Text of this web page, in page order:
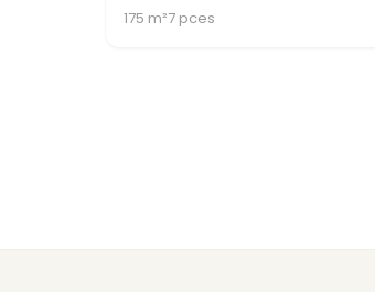
175 m²7 pces